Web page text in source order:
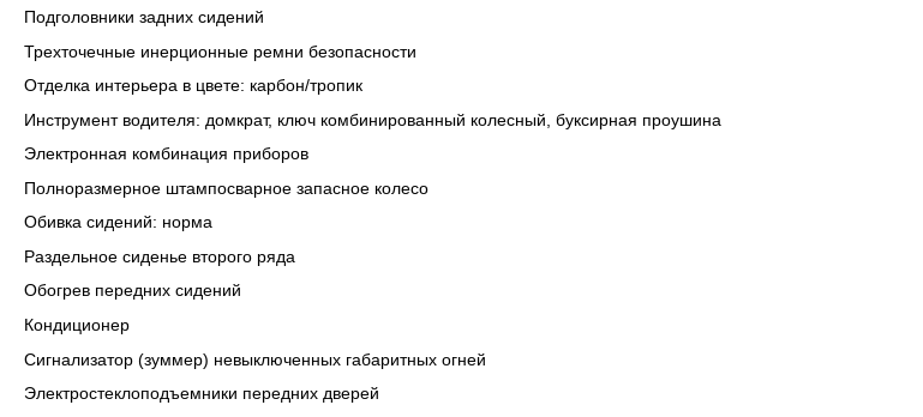
Подголовники задних сидений
Трехточечные инерционные ремни безопасности
Отделка интерьера в цвете: карбон/тропик
Инструмент водителя: домкрат, ключ комбинированный колесный, буксирная проушина
Электронная комбинация приборов
Полноразмерное штампосварное запасное колесо
Обивка сидений: норма
Раздельное сиденье второго ряда
Обогрев передних сидений
Кондиционер
Сигнализатор (зуммер) невыключенных габаритных огней
Электростеклоподъемники передних дверей